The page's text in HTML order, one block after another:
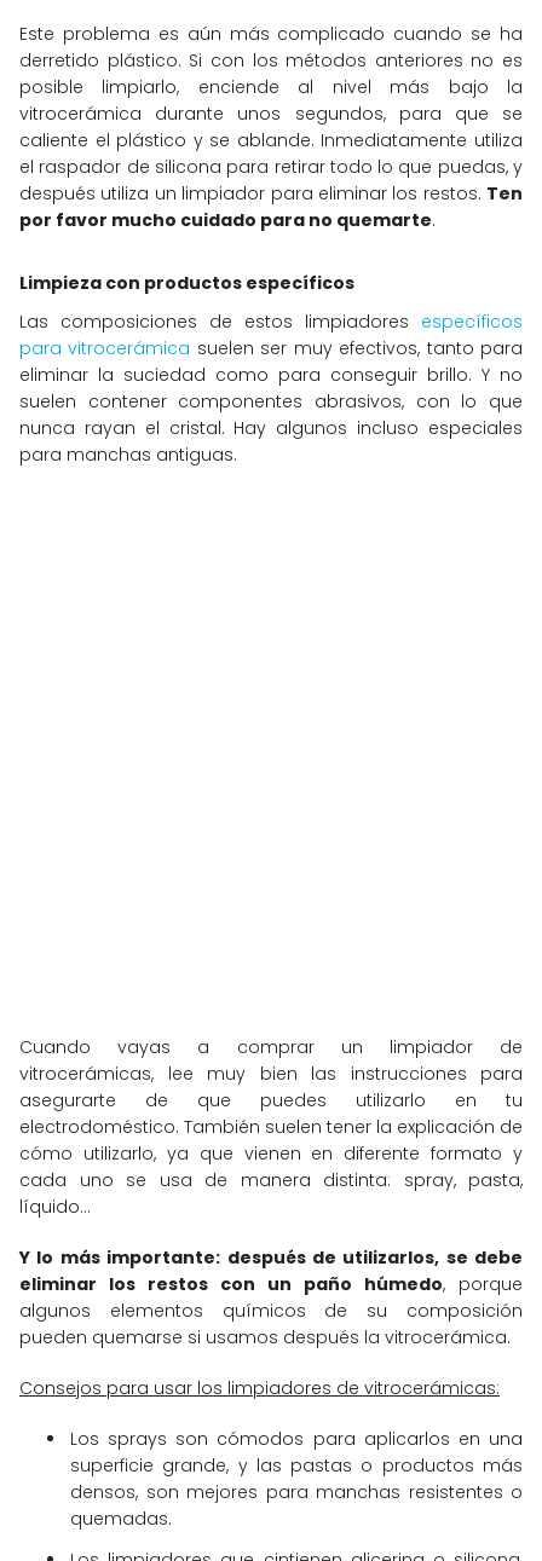
Este problema es aún más complicado cuando se ha
derretido plástico. Si con los métodos anteriores no es
posible limpiarlo, enciende al nivel más bajo la
vitrocerámica durante unos segundos, para que se
caliente el plástico y se ablande. Inmediatamente utiliza
el raspador de silicona para retirar todo lo que puedas, y
después utiliza un limpiador para eliminar los restos. Ten
por favor mucho cuidado para no quemarte.
Limpieza con productos específicos
Las composiciones de estos limpiadores específicos
para vitrocerámica suelen ser muy efectivos, tanto para
eliminar la suciedad como para conseguir brillo. Y no
suelen contener componentes abrasivos, con lo que
nunca rayan el cristal. Hay algunos incluso especiales
para manchas antiguas.
Cuando vayas a comprar un limpiador de
vitrocerámicas, lee muy bien las instrucciones para
asegurarte de que puedes utilizarlo en tu
electrodoméstico. También suelen tener la explicación de
cómo utilizarlo, ya que vienen en diferente formato y
cada uno se usa de manera distinta: spray, pasta,
líquido...
Y lo más importante: después de utilizarlos, se debe
eliminar los restos con un paño húmedo, porque
algunos elementos químicos de su composición
pueden quemarse si usamos después la vitrocerámica.
Consejos para usar los limpiadores de vitrocerámicas:
Los sprays son cómodos para aplicarlos en una
superficie grande, y las pastas o productos más
densos, son mejores para manchas resistentes o
quemadas.